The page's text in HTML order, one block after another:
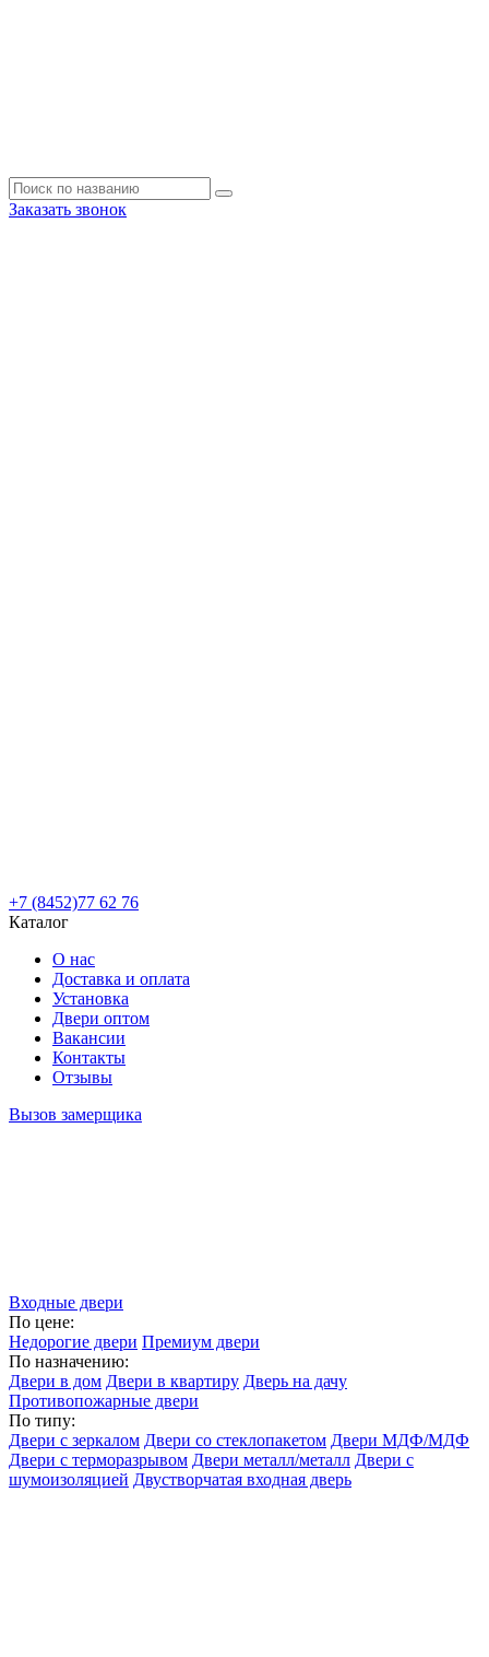
Заказать звонок
+7 (8452)77 62 76
Каталог
О нас
Доставка и оплата
Установка
Двери оптом
Вакансии
Контакты
Отзывы
Вызов замерщика
Входные двери
По цене:
Недорогие двери Премиум двери
По назначению:
Двери в дом Двери в квартиру Дверь на дачу
Противопожарные двери
По типу:
Двери с зеркалом Двери со стеклопакетом Двери МДФ/МДФ
Двери с терморазрывом Двери металл/металл Двери с
шумоизоляцией Двустворчатая входная дверь